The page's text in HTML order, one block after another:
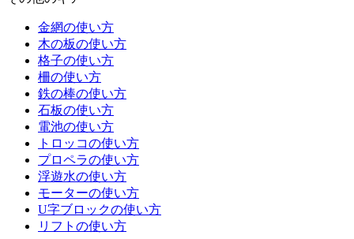
金網の使い方
木の板の使い方
格子の使い方
柵の使い方
鉄の棒の使い方
石板の使い方
電池の使い方
トロッコの使い方
プロペラの使い方
浮遊水の使い方
モーターの使い方
U字ブロックの使い方
リフトの使い方